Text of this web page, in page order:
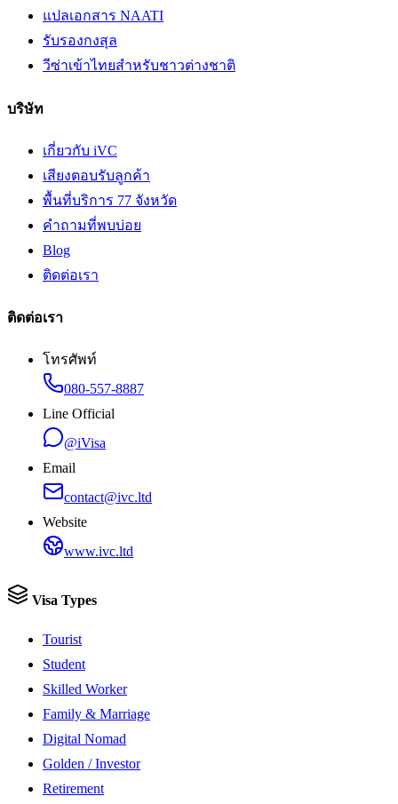
แปลเอกสาร NAATI
รับรองกงสุล
วีซ่าเข้าไทยสำหรับชาวต่างชาติ
บริษัท
เกี่ยวกับ iVC
เสียงตอบรับลูกค้า
พื้นที่บริการ 77 จังหวัด
คำถามที่พบบ่อย
Blog
ติดต่อเรา
ติดต่อเรา
โทรศัพท์
080-557-8887
Line Official
@iVisa
Email
contact@ivc.ltd
Website
www.ivc.ltd
Visa Types
Tourist
Student
Skilled Worker
Family & Marriage
Digital Nomad
Golden / Investor
Retirement